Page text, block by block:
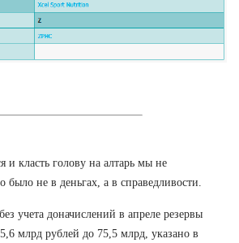
и класть голову на алтарь мы не
было не в деньгах, а в справедливости.
учета доначислений в апреле резервы
млрд рублей до 75,5 млрд, указано в